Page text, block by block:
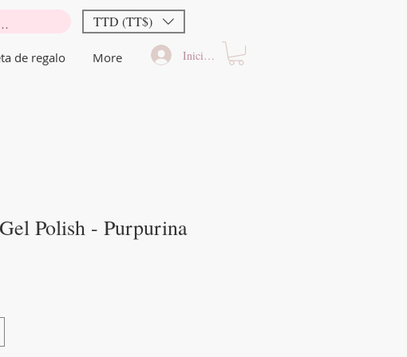
TTD (TT$)
de regalo More Iniciar sesión
Polish - Purpurina